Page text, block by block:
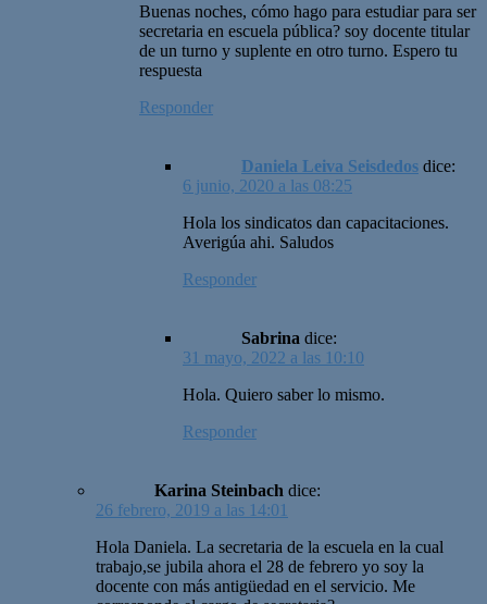
Buenas noches, cómo hago para estudiar para ser
secretaria en escuela pública? soy docente titular
de un turno y suplente en otro turno. Espero tu
respuesta
Responder
Daniela Leiva Seisdedos dice:
6 junio, 2020 a las 08:25
Hola los sindicatos dan capacitaciones.
Averigúa ahi. Saludos
Responder
Sabrina dice:
31 mayo, 2022 a las 10:10
Hola. Quiero saber lo mismo.
Responder
Karina Steinbach dice:
26 febrero, 2019 a las 14:01
Hola Daniela. La secretaria de la escuela en la cual
trabajo,se jubila ahora el 28 de febrero yo soy la
docente con más antigüedad en el servicio. Me